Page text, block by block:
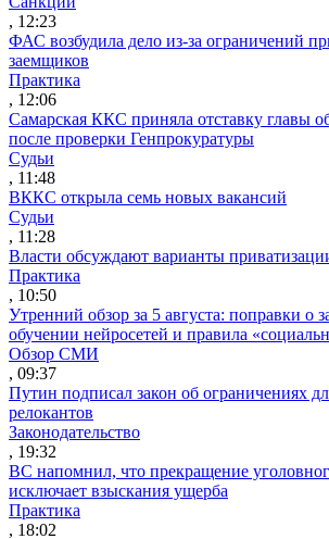
, 12:23
ФАС возбудила дело из-за ограничений
заемщиков
Практика
, 12:06
Самарская ККС приняла отставку главы
после проверки Генпрокуратуры
Судьи
, 11:48
ВККС открыла семь новых вакансий
Судьи
, 11:28
Власти обсуждают варианты
Практика
, 10:50
Утренний обзор за 5 августа: поправки о
обучении нейросетей и правила
Обзор СМИ
, 09:37
Путин подписал закон об ограничениях
релокантов
Законодательство
, 19:32
ВС напомнил, что прекращение
исключает взыскания ущерба
Практика
, 18:02